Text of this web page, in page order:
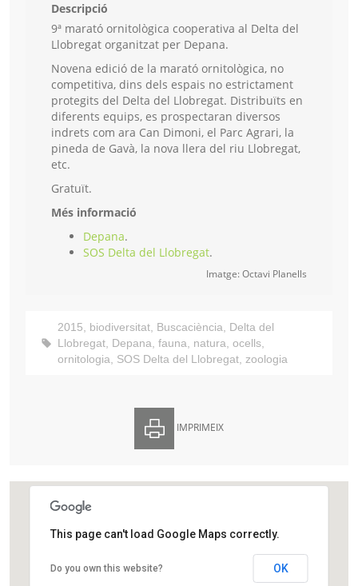
Descripció
9ª marató ornitològica cooperativa al Delta del
Llobregat organitzat per Depana.
Novena edició de la marató ornitològica, no
competitiva, dins dels espais no estrictament
protegits del Delta del Llobregat. Distribuïts en
diferents equips, es prospectaran diversos
indrets com ara Can Dimoni, el Parc Agrari, la
pineda de Gavà, la nova llera del riu Llobregat,
etc.
Gratuït.
Més informació
Depana.
SOS Delta del Llobregat.
Imatge: Octavi Planells
2015, biodiversitat, Buscaciència, Delta del
Llobregat, Depana, fauna, natura, ocells,
ornitologia, SOS Delta del Llobregat, zoologia
IMPRIMEIX
Basses de Can Dimoni
Delta del Llobregat
This page can't load Google Maps correctly.
Do you own this website? OK